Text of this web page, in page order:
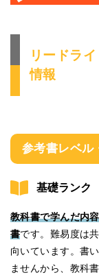
リードラ
情報
参考書レベル
基礎ランク
教科書で学んだ内
書です。難易度は
向いています。書
ませんから、教科